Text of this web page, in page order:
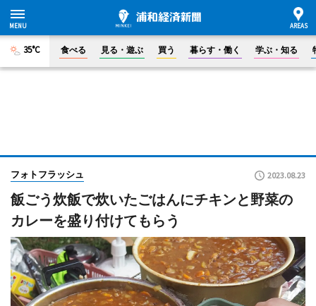
35°C 食べる 見る・遊ぶ 買う 暮らす・働く 学ぶ・知る
フォトフラッシュ 2023.08.23
飯ごう炊飯で炊いたごはんにチキンと野菜の
カレーを盛り付けてもらう